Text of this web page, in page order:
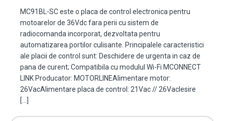
MC91BL-SC este o placa de control electronica pentru
motoarelor de 36Vdc fara perii cu sistem de
radiocomanda incorporat, dezvoltata pentru
automatizarea portilor culisante. Principalele caracteristici
ale placii de control sunt: Deschidere de urgenta in caz de
pana de curent; Compatibila cu modulul Wi-Fi MCONNECT
LINK Producator: MOTORLINEAlimentare motor:
26VacAlimentare placa de control: 21Vac // 26VacIesire
[…]